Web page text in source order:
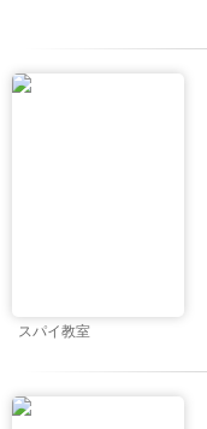
スパイ教室